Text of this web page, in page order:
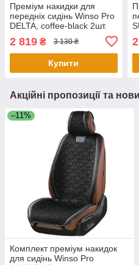
Преміум накидки для
передніх сидінь Winso Pro
DELTA, coffee-black 2шт.
2 819 ₴ 3 130 ₴
Купити
Акційні пропозиції та
–11%
Комплект преміум накидок
для сидінь Winso Pro